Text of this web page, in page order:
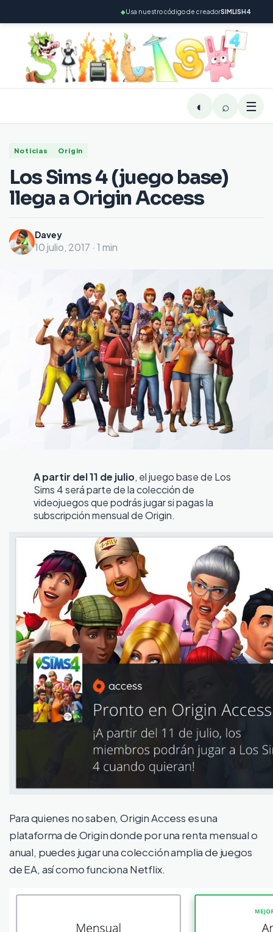
◆Usa nuestro código de creadorSIMLISH4
◐ ⌕ ☰
Noticias Origin
Los Sims 4 (juego base)
llega a Origin Access
Davey
10 julio, 2017 · 1 min
A partir del 11 de julio, el juego base de Los
Sims 4 será parte de la colección de
videojuegos que podrás jugar si pagas la
subscripción mensual de Origin.
Para quienes no saben, Origin Access es una
plataforma de Origin donde por una renta mensual o
anual, puedes jugar una colección amplia de juegos
de EA, así como funciona Netflix.